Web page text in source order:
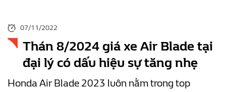
07/11/2022
Thán 8/2024 giá xe Air Blade tại
đại lý có dấu hiệu sự tăng nhẹ
Honda Air Blade 2023 luôn nằm trong top